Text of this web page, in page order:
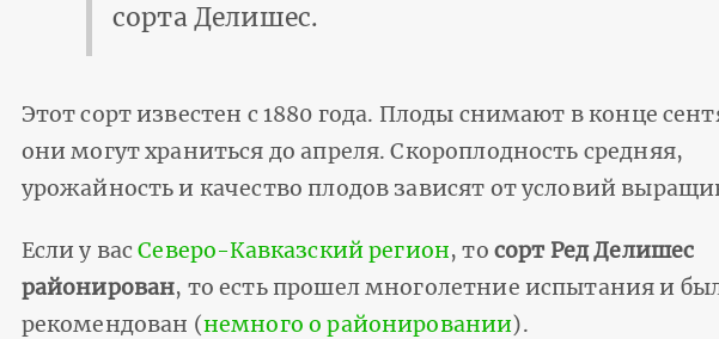
сорта Делишес.
Этот сорт известен с 1880 года. Плоды снимают в конце
они могут храниться до апреля. Скороплодность средняя,
урожайность и качество плодов зависят от условий
Если у васСеверо-Кавказский регион, то сорт Ред Делишес
районирован, то есть прошел многолетние испытания и
рекомендован (немного о районировании).